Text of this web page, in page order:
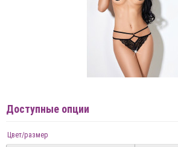
Доступные опции
Цвет/размер